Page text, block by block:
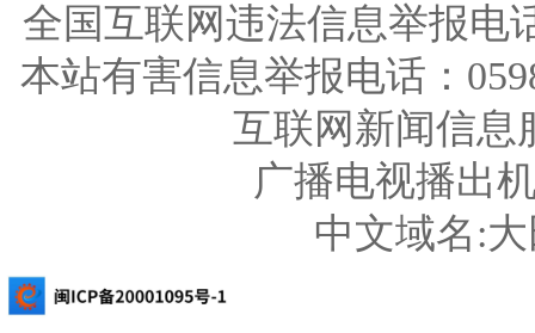
全国互联网违法信息举报电
本站有害信息举报电话：
互联网新闻信息
广播电视播出
中文域名: